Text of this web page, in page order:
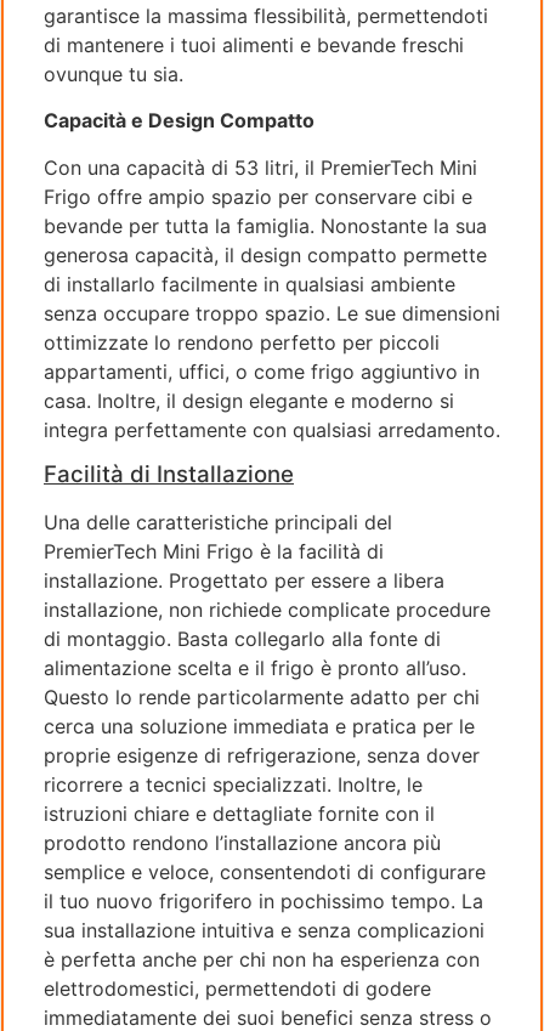
garantisce la massima flessibilità, permettendoti
di mantenere i tuoi alimenti e bevande freschi
ovunque tu sia.
Capacità e Design Compatto
Con una capacità di 53 litri, il PremierTech Mini
Frigo offre ampio spazio per conservare cibi e
bevande per tutta la famiglia. Nonostante la sua
generosa capacità, il design compatto permette
di installarlo facilmente in qualsiasi ambiente
senza occupare troppo spazio. Le sue dimensioni
ottimizzate lo rendono perfetto per piccoli
appartamenti, uffici, o come frigo aggiuntivo in
casa. Inoltre, il design elegante e moderno si
integra perfettamente con qualsiasi arredamento.
Facilità di Installazione
Una delle caratteristiche principali del
PremierTech Mini Frigo è la facilità di
installazione. Progettato per essere a libera
installazione, non richiede complicate procedure
di montaggio. Basta collegarlo alla fonte di
alimentazione scelta e il frigo è pronto all’uso.
Questo lo rende particolarmente adatto per chi
cerca una soluzione immediata e pratica per le
proprie esigenze di refrigerazione, senza dover
ricorrere a tecnici specializzati. Inoltre, le
istruzioni chiare e dettagliate fornite con il
prodotto rendono l’installazione ancora più
semplice e veloce, consentendoti di configurare
il tuo nuovo frigorifero in pochissimo tempo. La
sua installazione intuitiva e senza complicazioni
è perfetta anche per chi non ha esperienza con
elettrodomestici, permettendoti di godere
immediatamente dei suoi benefici senza stress o